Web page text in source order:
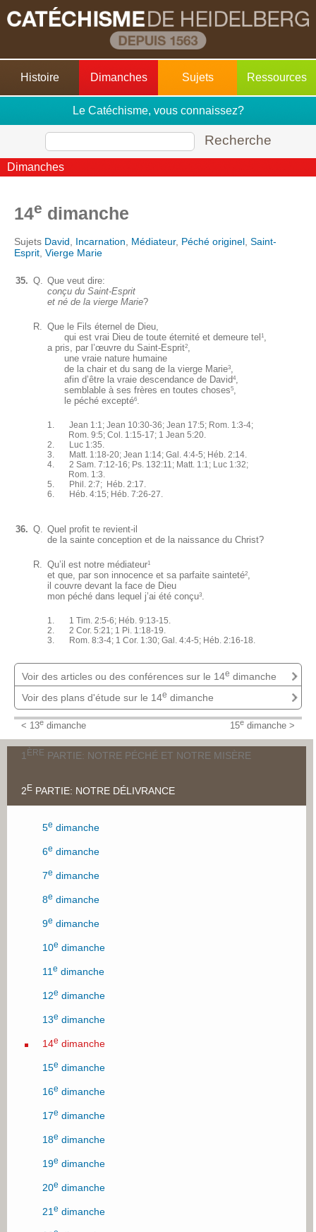
Histoire Dimanches Sujets Ressources
Le Catéchisme, vous connaissez?
Recherche
Dimanches
14e dimanche
Sujets David Incarnation Médiateur, Péché originel Saint-
Esprit Vierge Marie
35. Q.
Que veut dire:
conçu du Saint-Esprit
et né de la vierge Marie?
R.
Que le Fils éternel de Dieu,
qui est vrai Dieu de toute éternité et demeure tel 1
a pris, par l’œuvre du Saint-Esprit2
une vraie nature humaine
de la chair et du sang de la vierge Marie3
afin d’être la vraie descendance de David4
semblable à ses frères en toutes choses5
le péché excepté6
1. Jean 1:1; Jean 10:30-36; Jean 17:5; Rom. 1:3-4;
Rom. 9:5; Col. 1:15-17; 1 Jean 5:20.
2. Luc 1:35.
3. Matt. 1:18-20; Jean 1:14; Gal. 4:4-5; Héb. 2:14.
4. 2 Sam. 7:12-16; Ps. 132:11; Matt. 1:1; Luc 1:32;
Rom. 1:3.
5. Phil. 2:7; Héb. 2:17.
6. Héb. 4:15; Héb. 7:26-27.
36. Q.
Quel profit te revient-il
de la sainte conception et de la naissance du Christ?
R. Qu’il est notre médiateur1
et que, par son innocence et sa parfaite sainteté2
il couvre devant la face de Dieu
mon péché dans lequel j’ai été conçu3
1. 1 Tim. 2:5-6; Héb. 9:13-15.
2. 2 Cor. 5:21; 1 Pi. 1:18-19.
3. Rom. 8:3-4; 1 Cor. 1:30; Gal. 4:4-5; Héb. 2:16-18.
Voir des articles ou des conférences sur le 14e dimanche
Conçu du Saint-Esprit, né de la vierge Marie
Bédard, Paulin
À quoi nous servent la conception et la naissance de Jésus?
Bédard, Paulin
Voir des plans d'étude sur le 14e dimanche
J'appartiens - 14e dimanche
Bédard, Paulin
< 13e dimanche 15e dimanche >
1 ÈRE PARTIE: NOTRE PÉCHÉ ET NOTRE MISÈRE
1er dimanche
2 dimanche
3 dimanche
4 dimanche
2E PARTIE: NOTRE DÉLIVRANCE
5e dimanche
6e dimanche
7e dimanche
8e dimanche
9e dimanche
10e dimanche
11 e dimanche
12e dimanche
13e dimanche
14e dimanche
15e dimanche
16e dimanche
17e dimanche
18e dimanche
19e dimanche
20e dimanche
21 e dimanche